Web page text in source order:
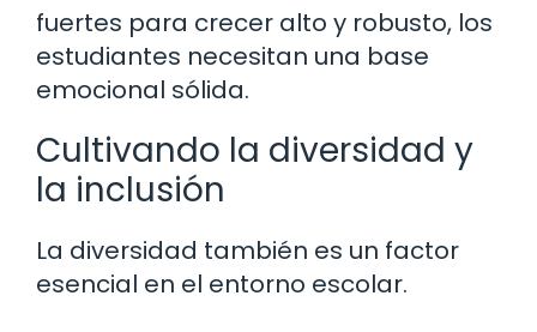
fuertes para crecer alto y robusto, los
estudiantes necesitan una base
emocional sólida.
Cultivando la diversidad y
la inclusión
La diversidad también es un factor
esencial en el entorno escolar.